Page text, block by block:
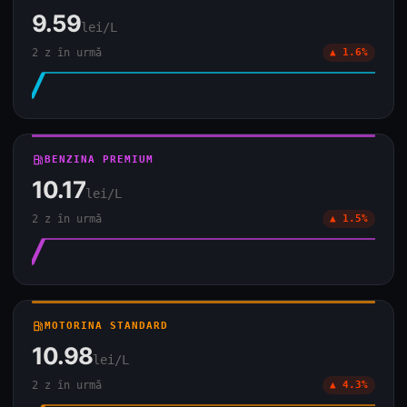
9.59lei/L
2 z în urmă ▲ 1.6%
local_gas_stationBENZINA PREMIUM
10.17lei/L
2 z în urmă ▲ 1.5%
local_gas_stationMOTORINA STANDARD
10.98lei/L
2 z în urmă ▲ 4.3%